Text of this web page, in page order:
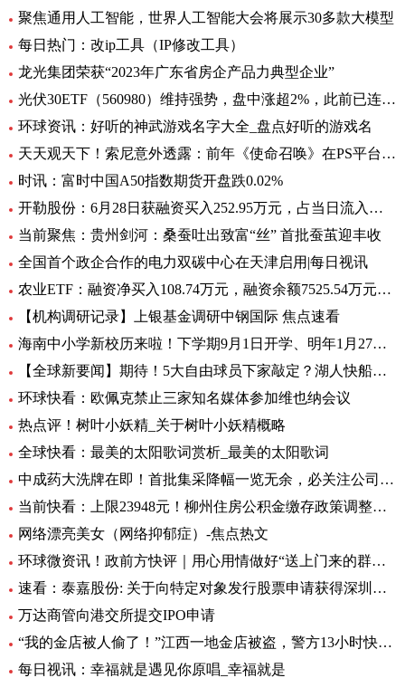
聚焦通用人工智能，世界人工智能大会将展示30多款大模型
每日热门：改ip工具（IP修改工具）
龙光集团荣获“2023年广东省房企产品力典型企业”
光伏30ETF（560980）维持强势，盘中涨超2%，此前已连升3日，权重股捷佳伟创涨超3%
环球资讯：好听的神武游戏名字大全_盘点好听的游戏名
天天观天下！索尼意外透露：前年《使命召唤》在PS平台创造超8亿美元收入
时讯：富时中国A50指数期货开盘跌0.02%
开勒股份：6月28日获融资买入252.95万元，占当日流入资金比例11.65%-世界即时
当前聚焦：贵州剑河：桑蚕吐出致富“丝” 首批蚕茧迎丰收
全国首个政企合作的电力双碳中心在天津启用|每日视讯
农业ETF：融资净买入108.74万元，融资余额7525.54万元（06-28）
【机构调研记录】上银基金调研中钢国际 焦点速看
海南中小学新校历来啦！下学期9月1日开学、明年1月27日放寒假|观焦点
【全球新要闻】期待！5大自由球员下家敲定？湖人快船或签全明星后卫
环球快看：欧佩克禁止三家知名媒体参加维也纳会议
热点评！树叶小妖精_关于树叶小妖精概略
全球快看：最美的太阳歌词赏析_最美的太阳歌词
中成药大洗牌在即！首批集采降幅一览无余，必关注公司火线全揭秘，投资风险哪里藏？
当前快看：上限23948元！柳州住房公积金缴存政策调整，7月起执行
网络漂亮美女（网络抑郁症）-焦点热文
环球微资讯！政前方快评｜用心用情做好“送上门来的群众工作”
速看：泰嘉股份: 关于向特定对象发行股票申请获得深圳证券交易所上市审核中心审核通过的公告
万达商管向港交所提交IPO申请
“我的金店被人偷了！”江西一地金店被盗，警方13小时快速侦破 每日看点
每日视讯：幸福就是遇见你原唱_幸福就是